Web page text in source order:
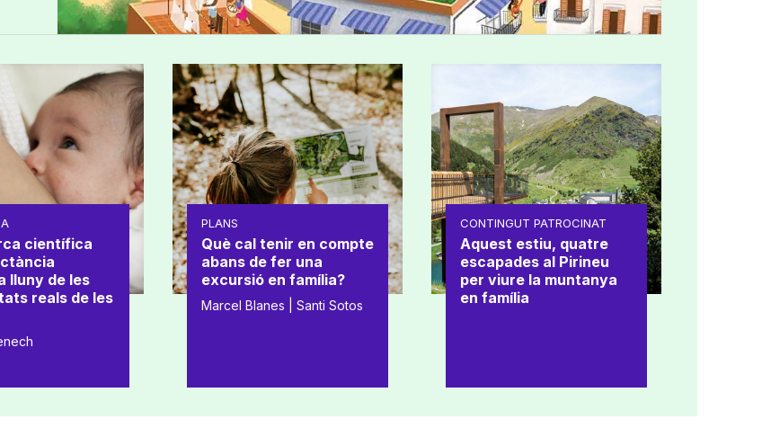
científica
lluny de les
reals de les
PLANS
Què cal tenir en compte
abans de fer una
excursió en família?
Marcel Blanes | Santi Sotos
CONTINGUT PATROCINAT
Aquest estiu, quatre
escapades al Pirineu
per viure la muntanya
en família